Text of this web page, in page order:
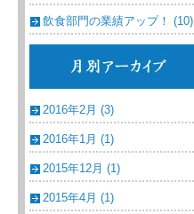
飲食部門の業績アップ！ (10)
2016年2月 (3)
2016年1月 (1)
2015年12月 (1)
2015年4月 (1)